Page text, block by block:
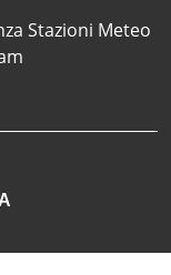
Stazioni Meteo